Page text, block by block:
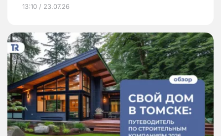
13:10 / 23.07.26